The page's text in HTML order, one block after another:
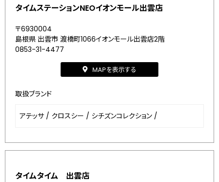
タイムステーションNEOイオンモール出雲店
〒6930004
島根県 出雲市 渡橋町1066イオンモール出雲店2階
0853-31-4477
MAPを表示する
取扱ブランド
アテッサ / クロスシー / シチズンコレクション /
タイムタイム 出雲店